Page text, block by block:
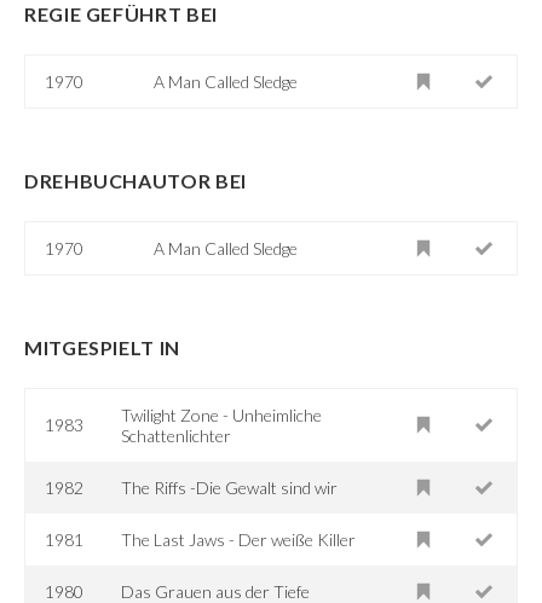
REGIE GEFÜHRT BEI
1970 A Man Called Sledge
DREHBUCHAUTOR BEI
1970 A Man Called Sledge
MITGESPIELT IN
1983
Twilight Zone - Unheimliche
Schattenlichter
1982 The Riffs -Die Gewalt sind wir
1981 The Last Jaws - Der weiße Killer
1980 Das Grauen aus der Tiefe